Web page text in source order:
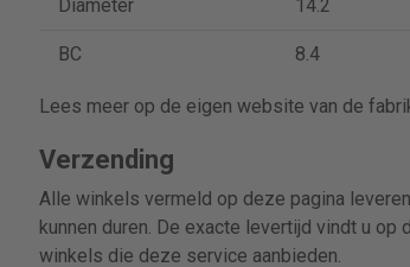
Diameter 14.2
BC 8.4
Lees meer op de eigen website van de
Verzending
Alle winkels vermeld op deze pagina
kunnen duren. De exacte levertijd vindt u
winkels die deze service aanbieden.